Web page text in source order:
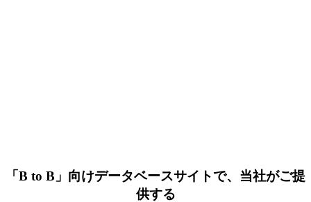
「B to B」向けデータベースサイトで、当社がご提
供する